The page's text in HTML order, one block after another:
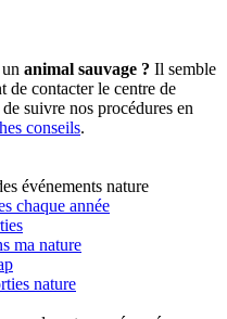
animal sauvage ? Il semble
de contacter le centre de
suivre nos procédures en
conseils.
événements nature
chaque année
ma nature
nature